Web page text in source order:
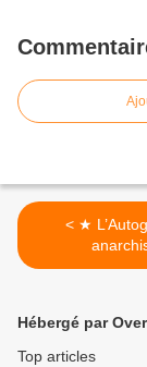
< ★ L’Autogestion
Hébergé par
Top articles